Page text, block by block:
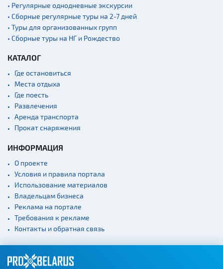
• Регулярные однодневные экскурсии
• Сборные регулярные туры на 2-7 дней
• Туры для организованных групп
• Сборные туры на НГ и Рождество
КАТАЛОГ
Где остановиться
Места отдыха
Где поесть
Развлечения
Аренда транспорта
Прокат снаряжения
ИНФОРМАЦИЯ
О проекте
Условия и правила портала
Использование материалов
Владельцам бизнеса
Реклама на портале
Требования к рекламе
Контакты и обратная связь